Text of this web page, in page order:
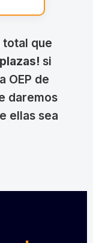
total que
si
OEP de
daremos
ellas sea